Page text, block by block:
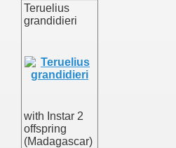
Teruelius
grandidieri
with Instar 2
offspring
(Madagascar)